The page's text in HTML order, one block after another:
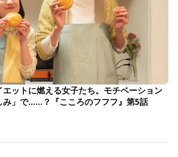
ットに燃える女子たち。モチベーション
み」で……？『こころのフフフ』第5話